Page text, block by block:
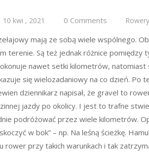
10 kwi , 2021 0 Comments
mają ze sobą wiele wspólnego.
terenie. Są też jednak różnice pomiędzy
nawet setki kilometrów,
się wielozadaniowy na co dzień. Po
dziennikarz napisał, że gravel to
jazdy po okolicy. I jest to trafne
podróżować przez wiele kilometrów.
w bok” – np. Na leśną ścieżkę.
przy takich warunkach i tak